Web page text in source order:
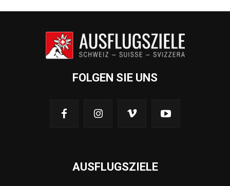
FOLGEN SIE UNS
AUSFLUGSZIELE